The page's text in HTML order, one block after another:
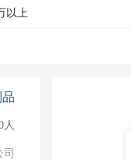
采购数据分析
以上
人